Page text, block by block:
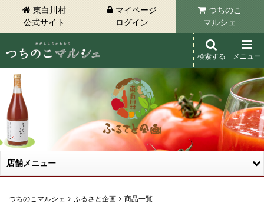
東白川村
公式サイト
マイページ
ログイン
つちのこ
マルシェ
東白川村 つちのこマルシェ
検索する メニュー
店舗メニュー
つちのこマルシェ ふるさと企画 商品一覧